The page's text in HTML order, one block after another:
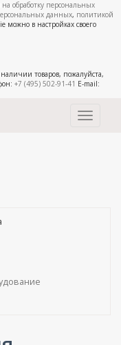
обработку персональных
данных, политикой
можно в настройках своего
товаров, пожалуйста,
+7 (495) 502-91-41 E-mail:
Toggle